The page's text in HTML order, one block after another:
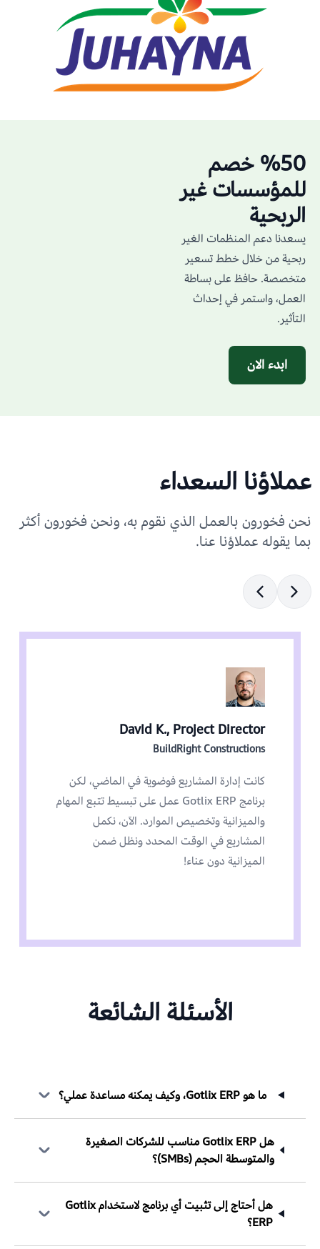
%50 خصم
للمؤسسات غير
الربحية
يسعدنا دعم المنظمات الغير
ربحية من خلال خطط تسعير
متخصصة. حافظ على بساطة
العمل، واستمر في إحداث
التأثير.
ابدء الان
عملاؤنا السعداء
نحن فخورون بالعمل الذي نقوم به، ونحن فخورون أكثر
بما يقوله عملاؤنا عنا.
David K., Project Director
BuildRight Constructions
كانت إدارة المشاريع فوضوية في الماضي، لكن
برنامج Gotlix ERP عمل على تبسيط تتبع المهام
والميزانية وتخصيص الموارد. الآن، نكمل
المشاريع في الوقت المحدد ونظل ضمن
الميزانية دون عناء!
الأسئلة الشائعة
ما هو Gotlix ERP، وكيف يمكنه مساعدة عملي؟
هل Gotlix ERP مناسب للشركات الصغيرة
والمتوسطة الحجم (SMBs)؟
هل أحتاج إلى تثبيت أي برنامج لاستخدام Gotlix
ERP؟